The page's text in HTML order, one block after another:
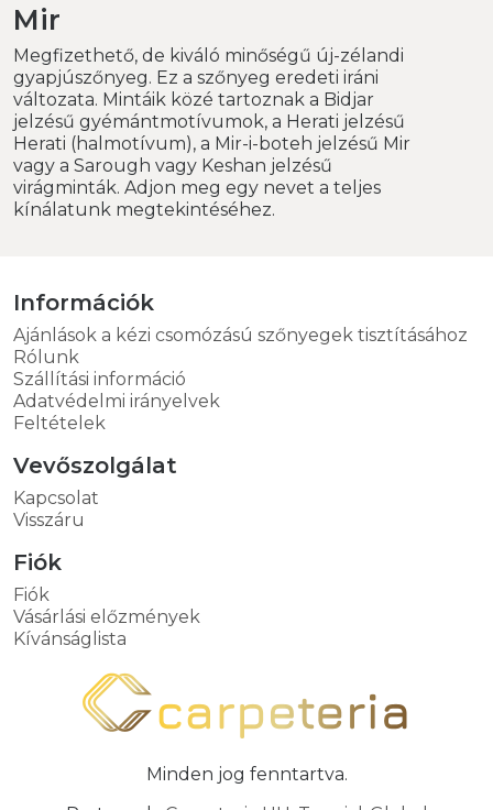
Mir
Megfizethető, de kiváló minőségű új-zélandi
gyapjúszőnyeg. Ez a szőnyeg eredeti iráni
változata. Mintáik közé tartoznak a Bidjar
jelzésű gyémántmotívumok, a Herati jelzésű
Herati (halmotívum), a Mir-i-boteh jelzésű Mir
vagy a Sarough vagy Keshan jelzésű
virágminták. Adjon meg egy nevet a teljes
kínálatunk megtekintéséhez.
Információk
Ajánlások a kézi csomózású szőnyegek tisztításához
Rólunk
Szállítási információ
Adatvédelmi irányelvek
Feltételek
Vevőszolgálat
Kapcsolat
Visszáru
Fiók
Fiók
Vásárlási előzmények
Kívánságlista
Minden jog fenntartva.